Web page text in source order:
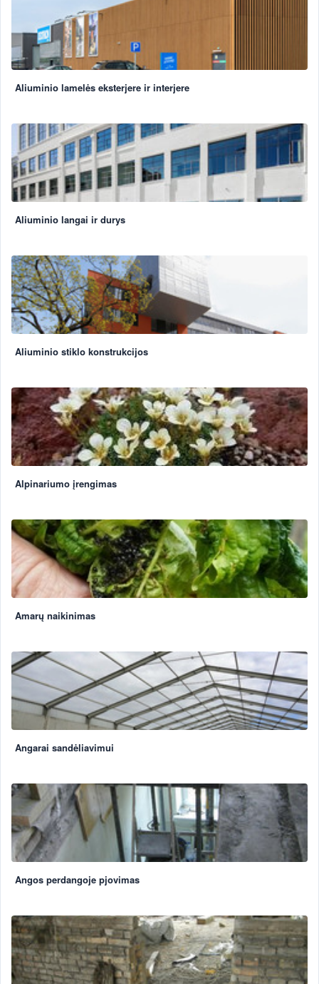
Aliuminio lamelės eksterjere ir interjere
Aliuminio langai ir durys
Aliuminio stiklo konstrukcijos
Alpinariumo įrengimas
Amarų naikinimas
Angarai sandėliavimui
Angos perdangoje pjovimas